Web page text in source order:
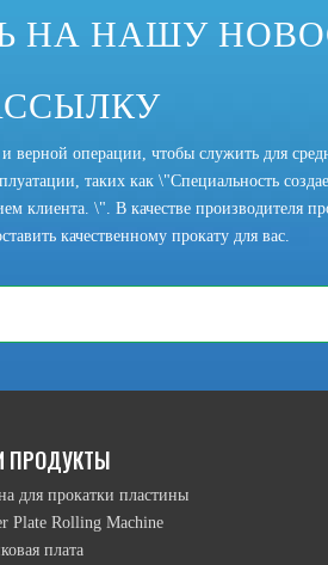
НА НАШУ
верной операции, чтобы служить для
таких как \"Специальность
клиента. \". В качестве производителя
качественному прокату для вас.
ПРОДУКТЫ
для прокатки пластины
Plate Rolling Machine
плата